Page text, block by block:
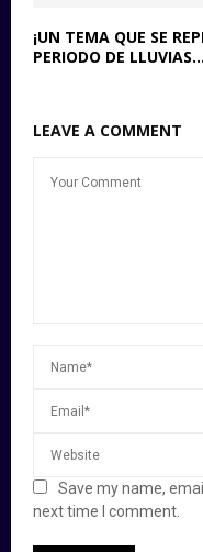
¡UN TEMA QUE SE
PERIODO DE
LEAVE A COMMENT
Save my name,
next time I comment.